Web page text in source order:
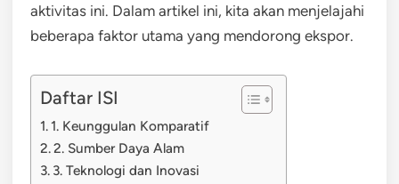
aktivitas ini. Dalam artikel ini, kita akan menjelajahi
beberapa faktor utama yang mendorong ekspor.
Daftar ISI
1. Keunggulan Komparatif
2. Sumber Daya Alam
3. Teknologi dan Inovasi